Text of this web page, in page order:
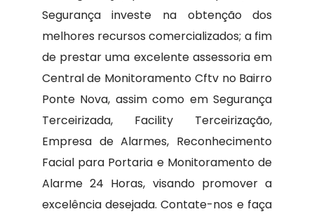
Segurança investe na obtenção dos
melhores recursos comercializados; a fim
de prestar uma excelente assessoria em
Central de Monitoramento Cftv no Bairro
Ponte Nova, assim como em Segurança
Terceirizada, Facility Terceirização,
Empresa de Alarmes, Reconhecimento
Facial para Portaria e Monitoramento de
Alarme 24 Horas, visando promover a
excelência desejada. Contate-nos e faça